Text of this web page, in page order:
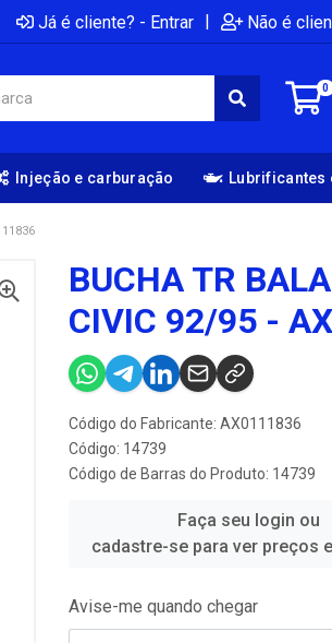
Já é cliente? - Entrar | Não é
0
Injeção e carburação Lubrificantes
BUCHA TR
CIVIC 92/95 -
Código do Fabricante: AX0111836
Código: 14739
Código de Barras do Produto: 14739
Faça seu login ou
cadastre-se para ver preços
Avise-me quando chegar